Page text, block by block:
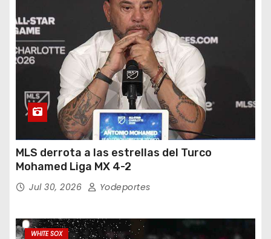
MLS derrota a las estrellas del Turco
Mohamed Liga MX 4-2
Jul 30, 2026 Yodeportes
WHITE SOX